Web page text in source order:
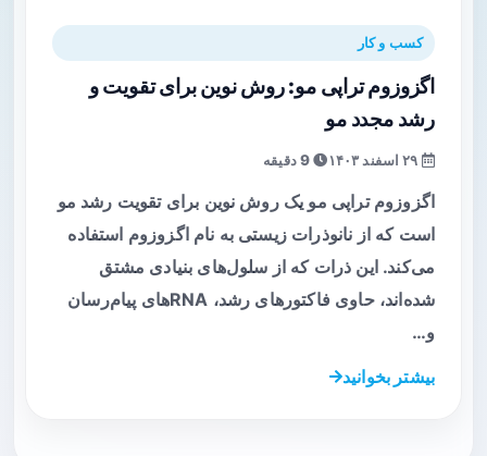
کسب و کار
اگزوزوم تراپی مو: روش نوین برای تقویت و
رشد مجدد مو
9 دقیقه
اگزوزوم تراپی مو یک روش نوین برای تقویت رشد مو
است که از نانوذرات زیستی به نام اگزوزوم استفاده
می‌کند. این ذرات که از سلول‌های بنیادی مشتق
شده‌اند، حاوی فاکتورهای رشد، RNAهای پیام‌رسان
و…
بیشتر بخوانید